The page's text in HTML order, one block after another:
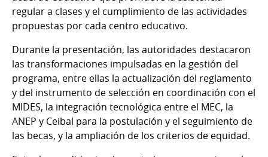
regular a clases y el cumplimiento de las actividades
propuestas por cada centro educativo.
Durante la presentación, las autoridades destacaron
las transformaciones impulsadas en la gestión del
programa, entre ellas la actualización del reglamento
y del instrumento de selección en coordinación con el
MIDES, la integración tecnológica entre el MEC, la
ANEP y Ceibal para la postulación y el seguimiento de
las becas, y la ampliación de los criterios de equidad.